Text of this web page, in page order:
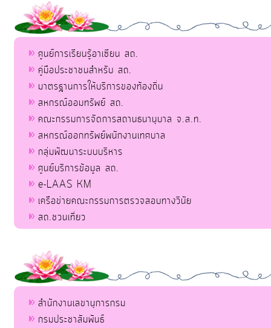
ศูนย์การเรียนรู้อาเซียน สถ.
คู่มือประชาชนสำหรับ สถ.
มาตรฐานการให้บริการของท้องถิ่น
สหกรณ์ออมทรัพย์ สถ.
คณะกรรมการจัดการสถานธนานุบาล จ.ส.ท.
สหกรณ์ออกทรัพย์พนักงานเทศบาล
กลุ่มพัฒนาระบบบริหาร
ศูนย์บริการข้อมูล สถ.
e-LAAS KM
เครือข่ายคณะกรรมการตรวจสอบทางวินัย
สถ.ชวนเที่ยว
สำนักงานเลขานุการกรม
กรมประชาสัมพันธ์